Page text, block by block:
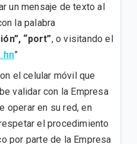
un mensaje de texto al
la palabra
“port”, o visitando el
”
el celular móvil que
validar con la Empresa
operar en su red, en
el procedimiento
por parte de la Empresa